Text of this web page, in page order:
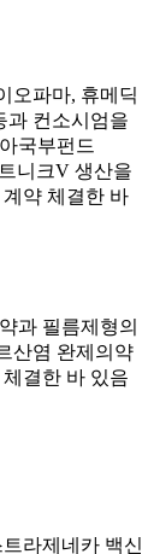
오파마, 휴메딕
과 컨소시엄을
국부펀드
니크V 생산을
약 체결한 바
과 필름제형의
산염 완제의약
결한 바 있음
라제네카 백신